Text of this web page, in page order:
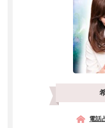
電話